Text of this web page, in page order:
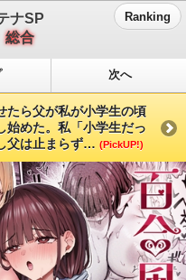
ナSP
総合
Ranking
次へ
たら父が私が小学生の頃
始めた。私「小学生だっ
父は止まらず… (PickUP!)